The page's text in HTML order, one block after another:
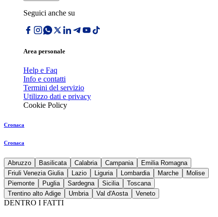
Seguici anche su
Area personale
Help e Faq
Info e contatti
Termini del servizio
Utilizzo dati e privacy
Cookie Policy
Cronaca
Cronaca
Abruzzo Basilicata Calabria Campania
Emilia Romagna
Friuli Venezia Giulia
Lazio Liguria Lombardia Marche
Molise
Piemonte
Puglia Sardegna Sicilia
Toscana
Trentino alto Adige
Umbria Val d'Aosta Veneto
DENTRO I FATTI